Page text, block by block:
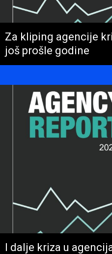
Za kliping agencije
još prošle godine
I dalje kriza u